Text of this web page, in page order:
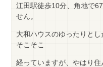
江田駅徒歩10分、角地で
せん。
大和ハウスのゆったりと
そこそこ
経っていますが、やはり